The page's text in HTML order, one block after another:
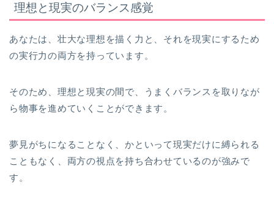
理想と現実のバランス感覚
あなたは、壮大な理想を描く力と、それを現実にするため
の実行力の両方を持っています。
そのため、理想と現実の間で、うまくバランスを取りなが
ら物事を進めていくことができます。
夢見がちになることなく、かといって現実だけに縛られる
こともなく、両方の視点を持ち合わせているのが強みで
す。